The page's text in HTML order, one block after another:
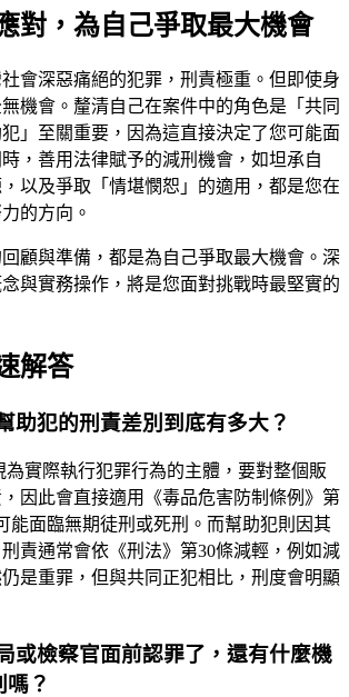
對，為自己爭取最大機會
會深惡痛絕的犯罪，刑責極重。但即使身
機會。釐清自己在案件中的角色是「共同
」至關重要，因為這直接決定了您可能面
，善用法律賦予的減刑機會，如坦承自
以及爭取「情堪憫恕」的適用，都是您在
的方向。
顧與準備，都是為自己爭取最大機會。深
與實務操作，將是您面對挑戰時最堅實的
解答
助犯的刑責差別到底有多大？
為實際執行犯罪行為的主體，要對整個販
因此會直接適用《毒品危害防制條例》第
能面臨無期徒刑或死刑。而幫助犯則因其
責通常會依《刑法》第30條減輕，例如減
是重罪，但與共同正犯相比，刑度會明顯
或檢察官面前認罪了，還有什麼機
？